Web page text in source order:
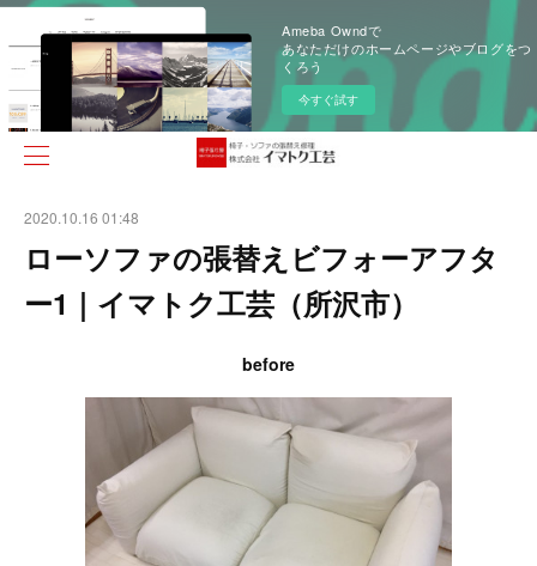
Ameba Owndで
あなただけのホームページやブログをつ
くろう
今すぐ試す
2020.10.16 01:48
ローソファの張替えビフォーアフタ
ー1｜イマトク工芸（所沢市）
before